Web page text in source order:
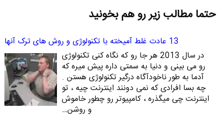
حتما مطالب زیر رو هم بخونید
13 عادت غلط آمیخته با تکنولوژی و روش های ترک آنها
در سال 2013 هر جا رو که نگاه کنی تکنولوژی
رو می بینی و دنیا به سمتی داره پیش میره که
آدما به طور ناخودآگاه درگیر تکنولوژی هستن .
چه بسا افرادی که نمی دونند اینترنت چیه ، تو
اینترنت چی میگذره ، کامپیوتر رو چطور خاموش
و روشن…